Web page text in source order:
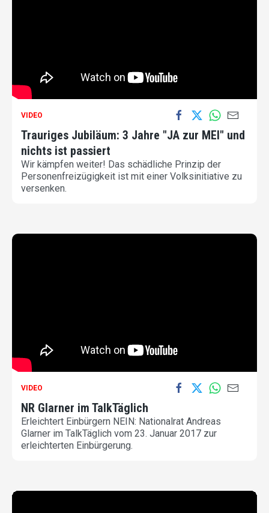
VIDEO
Trauriges Jubiläum: 3 Jahre "JA zur MEI" und
nichts ist passiert
Wir kämpfen weiter! Das schädliche Prinzip der
Personenfreizügigkeit ist mit einer Volksinitiative zu
versenken.
VIDEO
NR Glarner im TalkTäglich
Erleichtert Einbürgern NEIN: Nationalrat Andreas
Glarner im TalkTäglich vom 23. Januar 2017 zur
erleichterten Einbürgerung.